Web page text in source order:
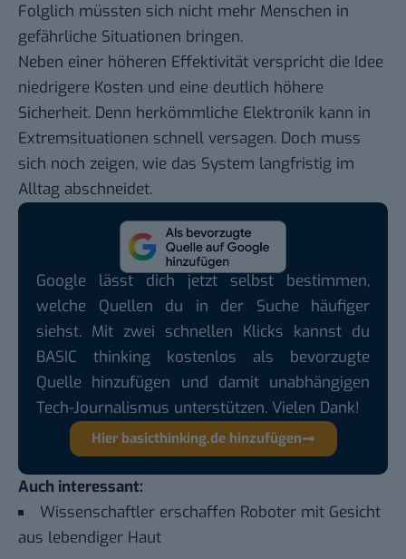
Folglich müssten sich nicht mehr Menschen in
gefährliche Situationen bringen.
Neben einer höheren Effektivität verspricht die Idee
niedrigere Kosten und eine deutlich höhere
Sicherheit. Denn herkömmliche Elektronik kann in
Extremsituationen schnell versagen. Doch muss
sich noch zeigen, wie das System langfristig im
Alltag abschneidet.
Google lässt dich jetzt selbst bestimmen,
welche Quellen du in der Suche häufiger
siehst. Mit zwei schnellen Klicks kannst du
BASIC thinking kostenlos als bevorzugte
Quelle hinzufügen und damit unabhängigen
Tech-Journalismus unterstützen. Vielen Dank!
Hier basicthinking.de hinzufügen
Auch interessant:
Wissenschaftler erschaffen Roboter mit Gesicht
aus lebendiger Haut